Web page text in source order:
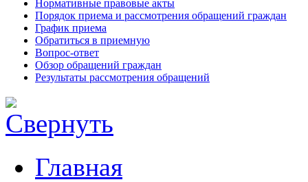
Нормативные правовые акты
Порядок приема и рассмотрения обращений граждан
График приема
Обратиться в приемную
Вопрос-ответ
Обзор обращений граждан
Результаты рассмотрения обращений
Главная